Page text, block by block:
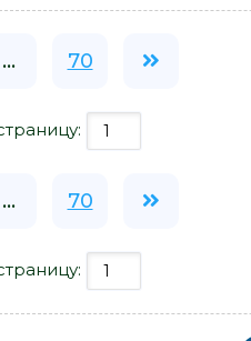
... 70
... 70